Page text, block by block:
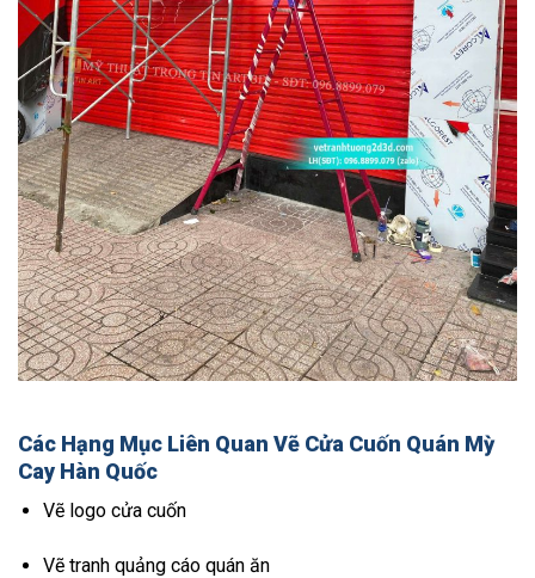
Các Hạng Mục Liên Quan Vẽ Cửa Cuốn Quán Mỳ
Cay Hàn Quốc
Vẽ logo cửa cuốn
Vẽ tranh quảng cáo quán ăn